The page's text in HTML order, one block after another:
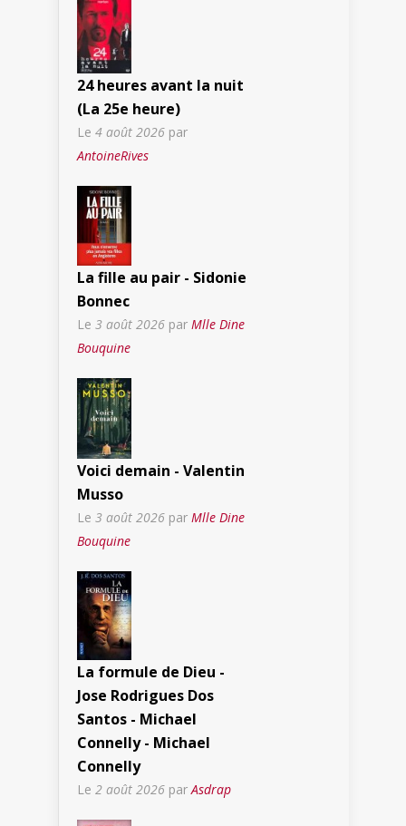
24 heures avant la nuit
(La 25e heure)
Le 4 août 2026 par
AntoineRives
La fille au pair - Sidonie
Bonnec
Le 3 août 2026 par Mlle Dine
Bouquine
Voici demain - Valentin
Musso
Le 3 août 2026 par Mlle Dine
Bouquine
La formule de Dieu -
Jose Rodrigues Dos
Santos - Michael
Connelly - Michael
Connelly
Le 2 août 2026 parAsdrap